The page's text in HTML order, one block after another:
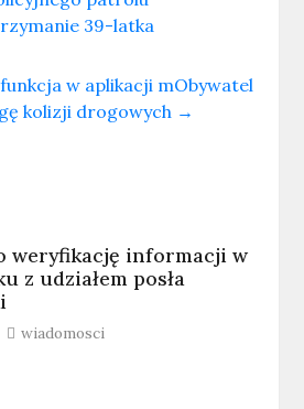
39-latka
w aplikacji mObywatel
kolizji drogowych →
weryfikację informacji w
z udziałem posła
wiadomosci